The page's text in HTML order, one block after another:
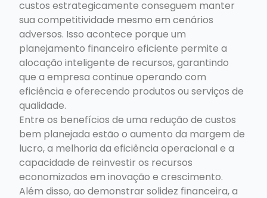
custos estrategicamente conseguem manter
sua competitividade mesmo em cenários
adversos. Isso acontece porque um
planejamento financeiro eficiente permite a
alocação inteligente de recursos, garantindo
que a empresa continue operando com
eficiência e oferecendo produtos ou serviços de
qualidade.
Entre os benefícios de uma redução de custos
bem planejada estão o aumento da margem de
lucro, a melhoria da eficiência operacional e a
capacidade de reinvestir os recursos
economizados em inovação e crescimento.
Além disso, ao demonstrar solidez financeira, a